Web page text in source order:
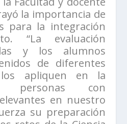
la importancia de
para la integración
“La evaluación
y los alumnos
de diferentes
apliquen en la
personas con
en nuestro
su preparación